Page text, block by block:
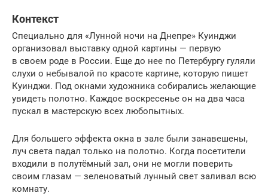
Контекст
Специально для «Лунной ночи на Днепре» Куинджи
организовал выставку одной картины — первую
в своем роде в России. Еще до нее по Петербургу гуляли
слухи о небывалой по красоте картине, которую пишет
Куинджи. Под окнами художника собирались желающие
увидеть полотно. Каждое воскресенье он на два часа
пускал в мастерскую всех любопытных.
Для большего эффекта окна в зале были занавешены,
луч света падал только на полотно. Когда посетители
входили в полутёмный зал, они не могли поверить
своим глазам — зеленоватый лунный свет заливал всю
комнату.